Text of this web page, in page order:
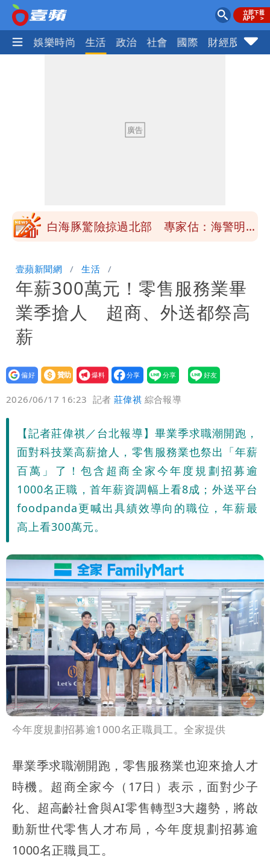
熱門 娛樂時尚 生活 政治 社會 國際 財經股市
「終於能交代」 捐500萬獎學金延續愛
白海豚颱風逼近！鄭明典示警「恐遇黑潮
砸重金再買一整桌卡盒
白海豚驚險掠過北部 專家估：海警明發
「終於能交代」 捐500萬獎學金延續愛
白海豚颱風逼近！鄭明典示警「恐遇黑潮
變強」 路徑分歧藏警訊：不利強度維持
壹蘋新聞網 生活
年薪300萬元！零售服務業畢
業季搶人 超商、外送都祭高
薪
設為
贊助
我要
爆料
2026/06/17 16:23 記者莊偉祺 綜合報導
【記者莊偉祺／台北報導】畢業季求職潮開跑，
面對科技業高薪搶人，零售服務業也祭出「年薪
百萬」了！包含超商全家今年度規劃招募逾
1000名正職，首年薪資調幅上看8成；外送平台
foodpanda更喊出具績效導向的職位，年薪最
高上看300萬元。
今年度規劃招募逾1000名正職員工。全家提供
畢業季求職潮開跑，零售服務業也迎來搶人才
時機。超商全家今（17日）表示，面對少子
化、超高齡社會與AI零售轉型3大趨勢，將啟
動新世代零售人才布局，今年度規劃招募逾
1000名正職員工。